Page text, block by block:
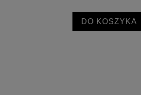
DO KOSZYKA